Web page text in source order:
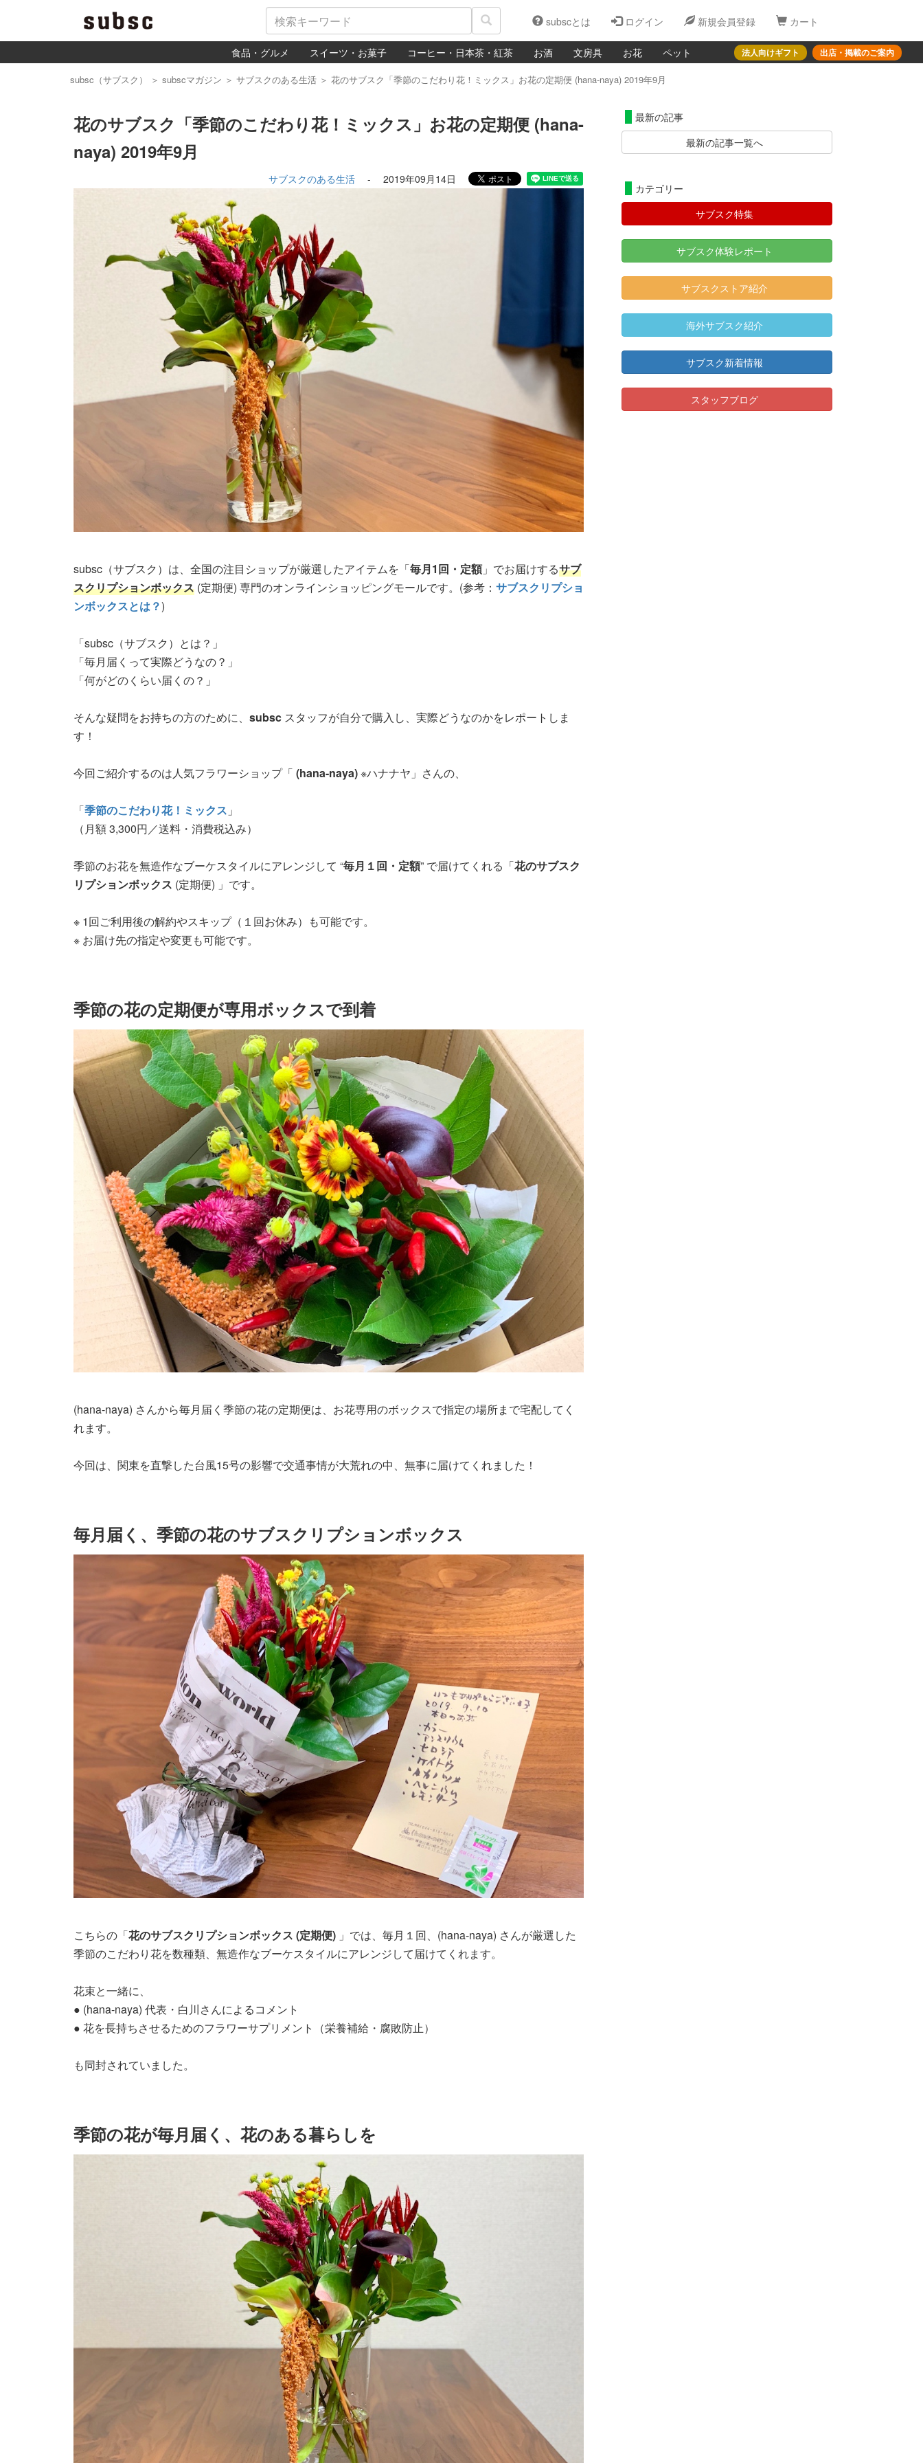
subscとは ログイン 新規会員登録 カート
食品・グルメ スイーツ・お菓子 コーヒー・日本茶・紅茶 お酒 文房具 お花 ペット 法人向けギフト 出店・掲載のご案内
subsc（サブスク） ＞ subscマガジン ＞ サブスクのある生活 ＞ 花のサブスク「季節のこだわり花！ミックス」お花の定期便 (hana-naya) 2019年9月
花のサブスク「季節のこだわり花！ミックス」お花の定期便 (hana-
naya) 2019年9月
サブスクのある生活 -2019年09月14日
subsc（サブスク）は、全国の注目ショップが厳選したアイテムを「毎月1回・定額」でお届けするサブ
スクリプションボックス (定期便) 専門のオンラインショッピングモールです。(参考： サブスクリプショ
ンボックスとは？)
「subsc（サブスク）とは？」
「毎月届くって実際どうなの？」
「何がどのくらい届くの？」
そんな疑問をお持ちの方のために、 subsc スタッフが自分で購入し、実際どうなのかをレポートしま
す！
今回ご紹介するのは人気フラワーショップ「 (hana-naya)※ハナナヤ」さんの、
「季節のこだわり花！ミックス 」
（月額 3,300円／送料・消費税込み）
季節のお花を無造作なブーケスタイルにアレンジして “毎月１回・定額” で届けてくれる「花のサブスク
リプションボックス (定期便) 」です。
※ 1回ご利用後の解約やスキップ（１回お休み）も可能です。
※ お届け先の指定や変更も可能です。
季節の花の定期便が専用ボックスで到着
(hana-naya) さんから毎月届く季節の花の定期便は、お花専用のボックスで指定の場所まで宅配してく
れます。
今回は、関東を直撃した台風15号の影響で交通事情が大荒れの中、無事に届けてくれました！
毎月届く、季節の花のサブスクリプションボックス
こちらの「花のサブスクリプションボックス (定期便) 」では、毎月１回、(hana-naya) さんが厳選した
季節のこだわり花を数種類、無造作なブーケスタイルにアレンジして届けてくれます。
花束と一緒に、
● (hana-naya) 代表・白川さんによるコメント
● 花を長持ちさせるためのフラワーサプリメント（栄養補給・腐敗防止）
も同封されていました。
季節の花が毎月届く、花のある暮らしを
最新の記事
最新の記事一覧へ
カテゴリー
サブスク特集
サブスク体験レポート
サブスクストア紹介
海外サブスク紹介
サブスク新着情報
スタッフブログ